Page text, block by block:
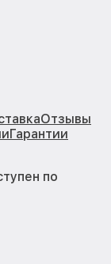
Отзывы
Гарантии
по